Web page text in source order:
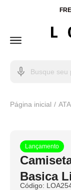
Página inicial
Lançamento
Basica
Código: